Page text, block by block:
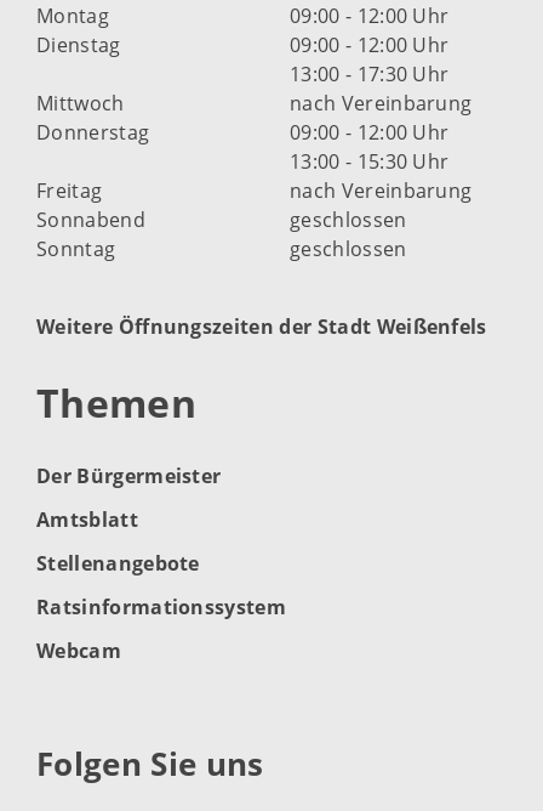
Montag
09:00 - 12:00 Uhr
Dienstag
09:00 - 12:00 Uhr
13:00 - 17:30 Uhr
Mittwoch
nach Vereinbarung
Donnerstag
09:00 - 12:00 Uhr
13:00 - 15:30 Uhr
Freitag
nach Vereinbarung
Sonnabend
geschlossen
Sonntag
geschlossen
Weitere Öffnungszeiten der Stadt Weißenfels
Themen
Der Bürgermeister
Amtsblatt
Stellenangebote
Ratsinformationssystem
Webcam
Folgen Sie uns